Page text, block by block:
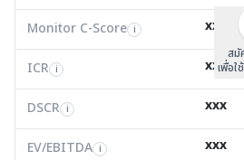
Monitor C-Score
0.00
ICR i 0.00
DSCR
EV/EBITDA
0.00
FCF Yield i 0.00
Monitor C-Score i
ICR i
DSCR i
สมั
เพื่อใ
FCF Yield i
FCF/Net Income
Net Debt/EBITDA
ROIC i
สมั
เพื่อใ
Monitor C-Score i xxx
ICR i xxx
DSCR i xxx
สมั
เพื่อใ
EV/EBITDA i xxx